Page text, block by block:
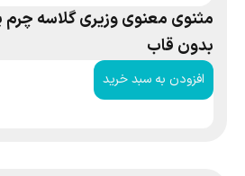
مثنوی معنوی وزیری گلاسه چرم
بدون قاب
افزودن به سبد خرید